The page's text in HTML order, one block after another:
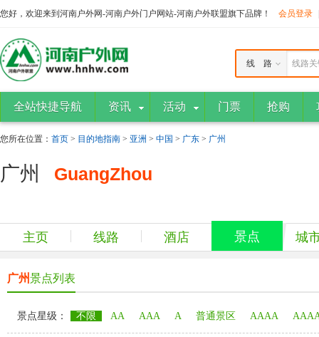
您好，欢迎来到河南户外网-河南户外门户网站-河南户外联盟旗下品牌！ 会员登录
线路
线 路
全站快捷导航 资讯 活动 门票 抢购
您所在位置： 首页 > 目的地指南 > 亚洲 > 中国 > 广东 > 广州
广州 GuangZhou
主页 线路 酒店 景点 城
广州景点列表
景点星级： 不限 AA AAA A 普通景区 AAAA